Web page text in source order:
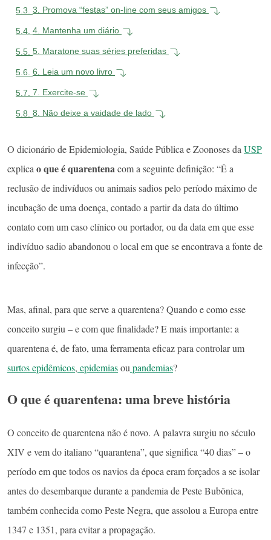
5.3. 3. Promova “festas” on-line com seus amigos
5.4. 4. Mantenha um diário
5.5. 5. Maratone suas séries preferidas
5.6. 6. Leia um novo livro
5.7. 7. Exercite-se
5.8. 8. Não deixe a vaidade de lado
O dicionário de Epidemiologia, Saúde Pública e Zoonoses da USP
explica o que é quarentenacom a seguinte definição: “É a
reclusão de indivíduos ou animais sadios pelo período máximo de
incubação de uma doença, contado a partir da data do último
contato com um caso clínico ou portador, ou da data em que esse
indivíduo sadio abandonou o local em que se encontrava a fonte de
infecção”.
Mas, afinal, para que serve a quarentena? Quando e como esse
conceito surgiu – e com que finalidade? E mais importante: a
quarentena é, de fato, uma ferramenta eficaz para controlar um
surtos epidêmicos, epidemiasou pandemias?
O que é quarentena: uma breve história
O conceito de quarentena não é novo. A palavra surgiu no século
XIV e vem do italiano “quarantena”, que significa “40 dias” – o
período em que todos os navios da época eram forçados a se isolar
antes do desembarque durante a pandemia de Peste Bubônica,
também conhecida como Peste Negra, que assolou a Europa entre
1347 e 1351, para evitar a propagação.